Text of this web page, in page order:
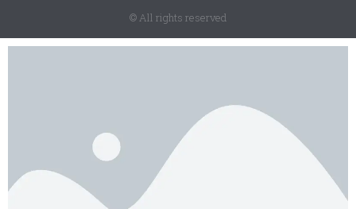
© All rights reserved